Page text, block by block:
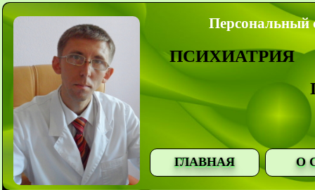
Персональный
ПСИХИАТРИЯ
ГЛАВНАЯ О